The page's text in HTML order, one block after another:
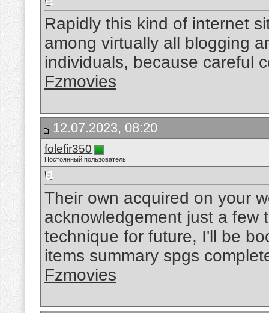
Rapidly this kind of internet
among virtually all blogging
individuals, because careful
Fzmovies
12.07.2023, 08:20
folefir350
Постоянный пользователь
Their own acquired on your
acknowledgement just a few
technique for future, I'll be
items summary spgs
Fzmovies